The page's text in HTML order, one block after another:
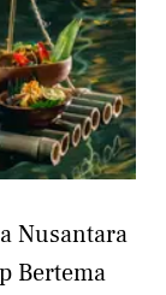
Nusantara
Bertema